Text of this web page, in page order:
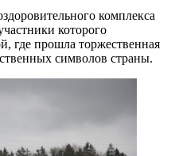
комплекса
которого
где прошла торжественная
символов страны.